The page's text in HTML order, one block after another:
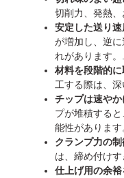
切削力、発熱、
安定した送り速
が増加し、逆
れがあります。.
材料を段階的に
工する際は、
チップは速やか
プが堆積する
能性があります
クランプ力の制
は、締め付けす
仕上げ用の余裕